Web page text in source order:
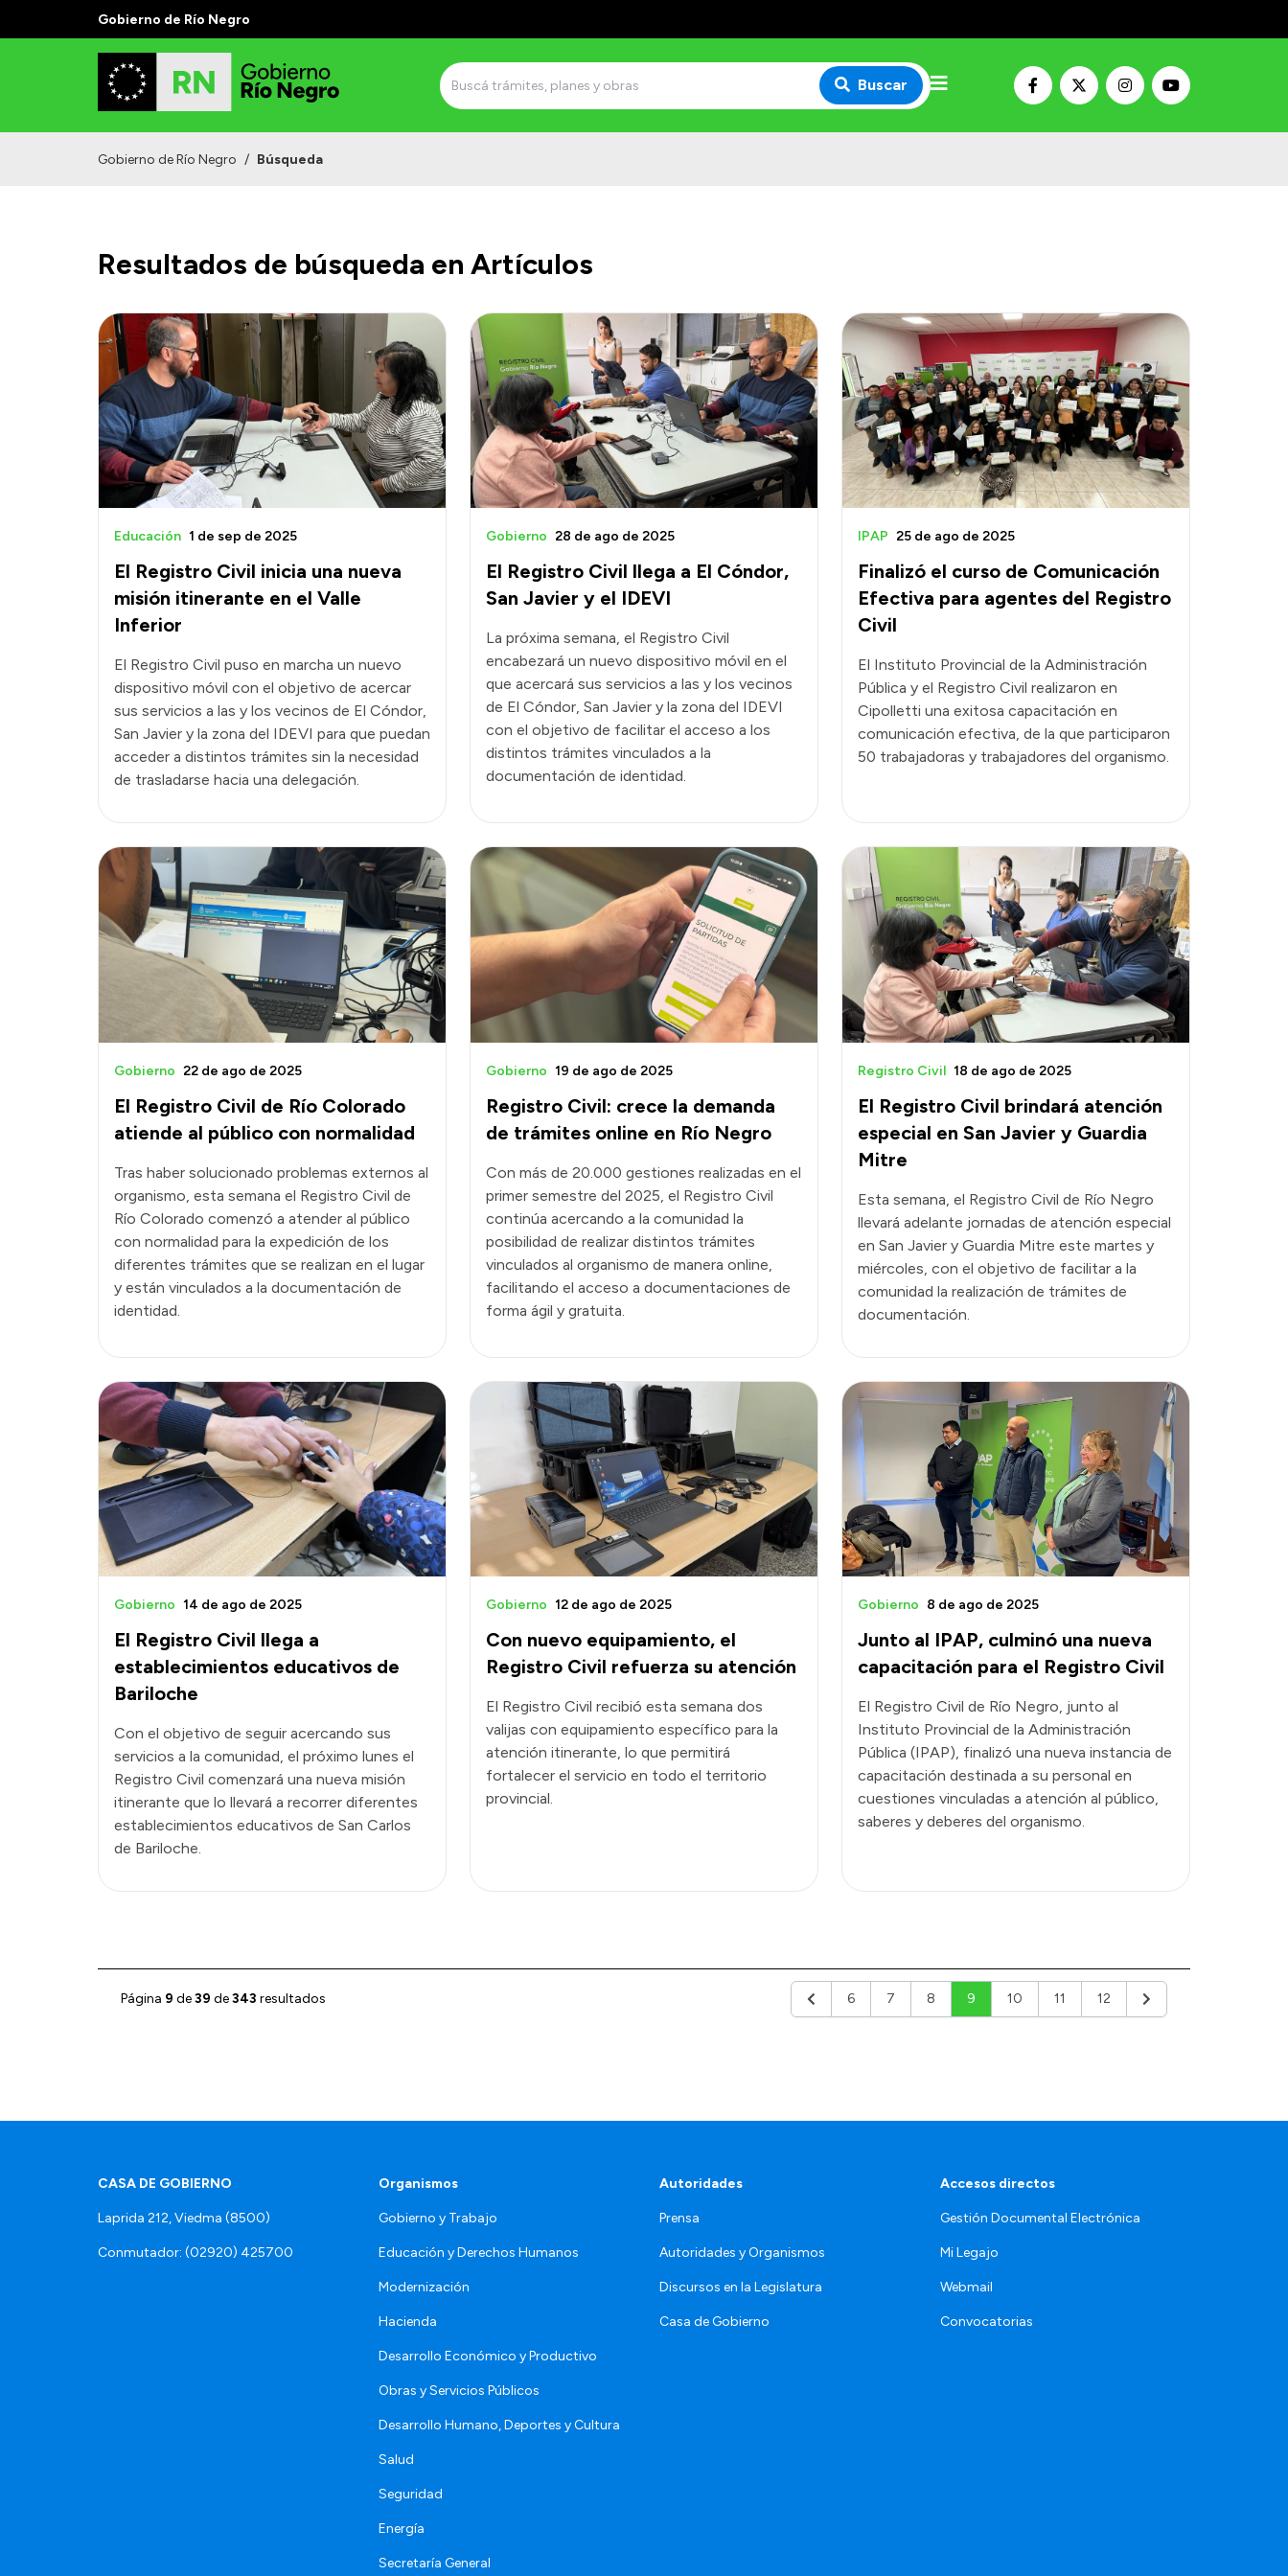
Gobierno de Río Negro
Buscar
Gobierno de Río Negro / Búsqueda
Resultados de búsqueda en Artículos
El Registro Civil inicia una nueva
misión itinerante en el Valle
Inferior
Educación 1 de sep de 2025
El Registro Civil puso en marcha un nuevo
dispositivo móvil con el objetivo de acercar
sus servicios a las y los vecinos de El Cóndor,
San Javier y la zona del IDEVI para que puedan
acceder a distintos trámites sin la necesidad
de trasladarse hacia una delegación.
El Registro Civil llega a El Cóndor,
San Javier y el IDEVI
Gobierno 28 de ago de 2025
La próxima semana, el Registro Civil
encabezará un nuevo dispositivo móvil en el
que acercará sus servicios a las y los vecinos
de El Cóndor, San Javier y la zona del IDEVI
con el objetivo de facilitar el acceso a los
distintos trámites vinculados a la
documentación de identidad.
Finalizó el curso de Comunicación
Efectiva para agentes del Registro
Civil
IPAP 25 de ago de 2025
El Instituto Provincial de la Administración
Pública y el Registro Civil realizaron en
Cipolletti una exitosa capacitación en
comunicación efectiva, de la que participaron
50 trabajadoras y trabajadores del organismo.
El Registro Civil de Río Colorado
atiende al público con normalidad
Gobierno 22 de ago de 2025
Tras haber solucionado problemas externos al
organismo, esta semana el Registro Civil de
Río Colorado comenzó a atender al público
con normalidad para la expedición de los
diferentes trámites que se realizan en el lugar
y están vinculados a la documentación de
identidad.
Registro Civil: crece la demanda
de trámites online en Río Negro
Gobierno 19 de ago de 2025
Con más de 20.000 gestiones realizadas en el
primer semestre del 2025, el Registro Civil
continúa acercando a la comunidad la
posibilidad de realizar distintos trámites
vinculados al organismo de manera online,
facilitando el acceso a documentaciones de
forma ágil y gratuita.
El Registro Civil brindará atención
especial en San Javier y Guardia
Mitre
Registro Civil 18 de ago de 2025
Esta semana, el Registro Civil de Río Negro
llevará adelante jornadas de atención especial
en San Javier y Guardia Mitre este martes y
miércoles, con el objetivo de facilitar a la
comunidad la realización de trámites de
documentación.
El Registro Civil llega a
establecimientos educativos de
Bariloche
Gobierno 14 de ago de 2025
Con el objetivo de seguir acercando sus
servicios a la comunidad, el próximo lunes el
Registro Civil comenzará una nueva misión
itinerante que lo llevará a recorrer diferentes
establecimientos educativos de San Carlos
de Bariloche.
Con nuevo equipamiento, el
Registro Civil refuerza su atención
Gobierno 12 de ago de 2025
El Registro Civil recibió esta semana dos
valijas con equipamiento específico para la
atención itinerante, lo que permitirá
fortalecer el servicio en todo el territorio
provincial.
Junto al IPAP, culminó una nueva
capacitación para el Registro Civil
Gobierno 8 de ago de 2025
El Registro Civil de Río Negro, junto al
Instituto Provincial de la Administración
Pública (IPAP), finalizó una nueva instancia de
capacitación destinada a su personal en
cuestiones vinculadas a atención al público,
saberes y deberes del organismo.
Página 9 de39 de343 resultados Anterior
6 7 8 9 10 11 12 Siguiente
CASA DE GOBIERNO
Laprida 212, Viedma (8500)
Conmutador: (02920) 425700
Organismos
Gobierno y Trabajo
Educación y Derechos Humanos
Modernización
Hacienda
Desarrollo Económico y Productivo
Obras y Servicios Públicos
Desarrollo Humano, Deportes y Cultura
Salud
Seguridad
Energía
Secretaría General
Autoridades
Prensa
Autoridades y Organismos
Discursos en la Legislatura
Casa de Gobierno
Accesos directos
Gestión Documental Electrónica
Mi Legajo
Webmail
Convocatorias